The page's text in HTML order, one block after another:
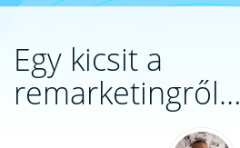
Egy kicsit a
remarketingről…